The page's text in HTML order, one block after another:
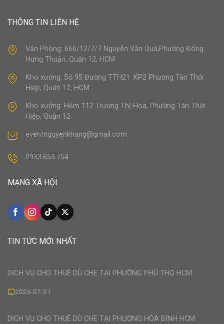
THÔNG TIN LIÊN HỆ
Văn Phòng: 666/12/7/7 Nguyễn Văn Quá,Phường Đông
Hưng Thuận, Quận 12, HCM
Kho xưởng: Số 95 Đường TTH21 .KP2 Phường Tân Thới
Hiệp, Quận 12, HCM
Kho xưởng: Hẻm 112 Trương Thị Hoa, Phường Tân Thới
Hiệp, Quận 12
eventnguyenkhang@gmail.com
0933.653.754
MẠNG XÃ HỘI
TIN TỨC MỚI NHẤT
DỊCH VỤ CHO THUÊ DÙ CHE TẠI PHƯỜNG PHÚ THỌ HCM
2026-07-31
DỊCH VỤ CHO THUÊ DÙ CHE TẠI PHƯỜNG HÒA BÌNH HCM